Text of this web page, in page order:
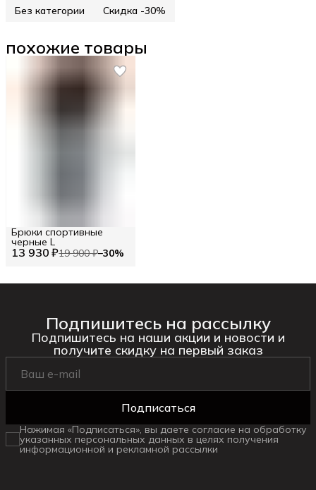
Без категории Скидка -30%
похожие товары
13 930 ₽19 900 ₽−30%
Брюки спортивные
черные L
Подпишитесь на рассылку
Подпишитесь на наши акции и новости и
получите скидку на первый заказ
Подписаться
Нажимая «Подписаться», вы даете согласие на обработку
указанных персональных данных в целях получения
информационной и рекламной рассылки